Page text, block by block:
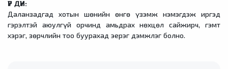
ҮР ДҮН:
Даланзадгад хотын шөнийн өнгө үзэмж нэмэгдэж иргэд
гэрэлтэй аюулгүй орчинд амьдрах нөхцөл сайжирч, гэмт
хэрэг, зөрчлийн тоо буурахад эерэг дэмжлэг болно.